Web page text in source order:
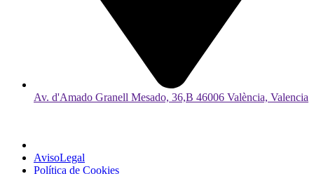
Av. d'Amado Granell Mesado, 36,B 46006 València, Valencia
AvisoLegal
Política de Cookies